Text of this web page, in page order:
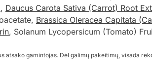
, Daucus Carota Sativa (Carrot) Root
Brassica Oleracea Capitata
, Solanum Lycopersicum (Tomato)
atsako gamintojas. Dėl galimų pakeitimų, visada